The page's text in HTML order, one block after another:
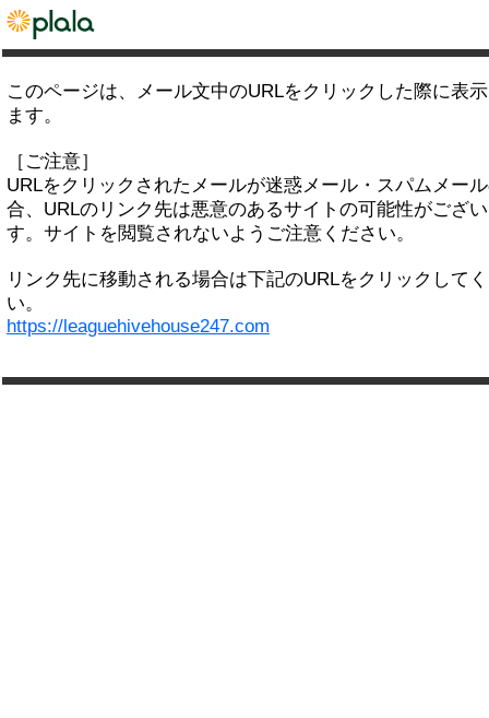
このページは、メール文中のURLをクリックした際に表
ます。
［ご注意］
URLをクリックされたメールが迷惑メール・スパムメー
合、URLのリンク先は悪意のあるサイトの可能性がござ
す。サイトを閲覧されないようご注意ください。
リンク先に移動される場合は下記のURLをクリックして
い。
https://leaguehivehouse247.com